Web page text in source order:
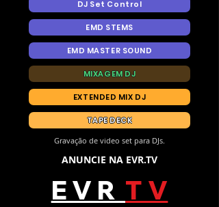
DJ Set Control
EMD STEMS
EMD MASTER SOUND
MIXAGEM DJ
EXTENDED MIX DJ
TAPE DECK
Gravação de video set para DJs.
ANUNCIE NA EVR.TV
E V R T V